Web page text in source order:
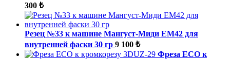
300 ₺
Резец №33 к машине Мангуст-Миди ЕМ42 для
внутренней фаски 30 гр 9 100 ₺
Фреза ECO к